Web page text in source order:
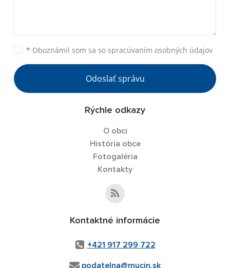
* Oboznámil som sa so spracúvaním osobných údajov
Odoslať správu
Rýchle odkazy
O obci
História obce
Fotogaléria
Kontakty
Kontaktné informácie
+421 917 299 722
podatelna@mucin.sk